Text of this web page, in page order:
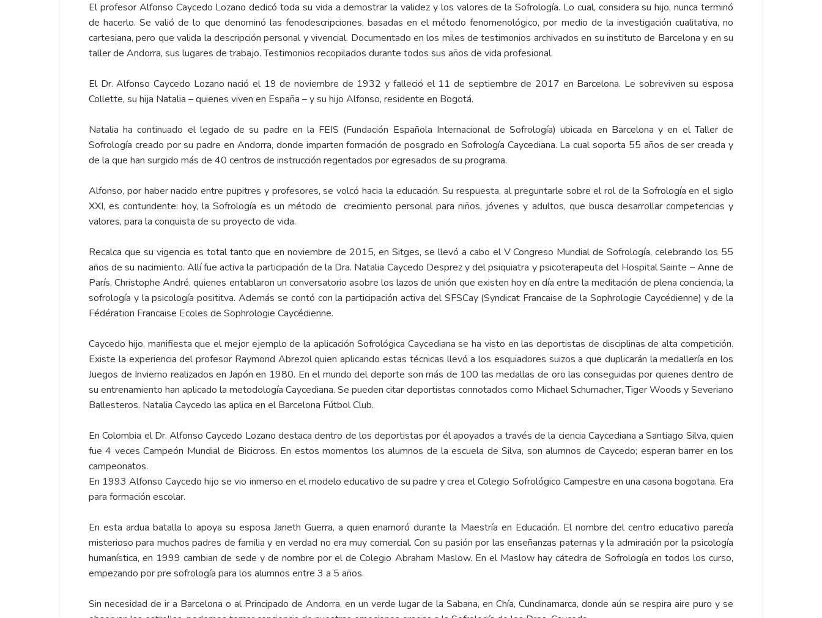
El profesor Alfonso Caycedo Lozano dedicó toda su vida a demostrar la validez y los valores de la Sofrología. Lo cual, considera su hijo, nunca terminó
de hacerlo. Se valió de lo que denominó las fenodescripciones, basadas en el método fenomenológico, por medio de la investigación cualitativa, no
cartesiana, pero que valida la descripción personal y vivencial. Documentado en los miles de testimonios archivados en su instituto de Barcelona y en su
taller de Andorra, sus lugares de trabajo. Testimonios recopilados durante todos sus años de vida profesional.
El Dr. Alfonso Caycedo Lozano nació el 19 de noviembre de 1932 y falleció el 11 de septiembre de 2017 en Barcelona. Le sobreviven su esposa
Collette, su hija Natalia – quienes viven en España – y su hijo Alfonso, residente en Bogotá.
Natalia ha continuado el legado de su padre en la FEIS (Fundación Española Internacional de Sofrología) ubicada en Barcelona y en el Taller de
Sofrología creado por su padre en Andorra, donde imparten formación de posgrado en Sofrología Caycediana. La cual soporta 55 años de ser creada y
de la que han surgido más de 40 centros de instrucción regentados por egresados de su programa.
Alfonso, por haber nacido entre pupitres y profesores, se volcó hacia la educación. Su respuesta, al preguntarle sobre el rol de la Sofrología en el siglo
XXI, es contundente: hoy, la Sofrología es un método de crecimiento personal para niños, jóvenes y adultos, que busca desarrollar competencias y
valores, para la conquista de su proyecto de vida.
Recalca que su vigencia es total tanto que en noviembre de 2015, en Sitges, se llevó a cabo el V Congreso Mundial de Sofrología, celebrando los 55
años de su nacimiento. Allí fue activa la participación de la Dra. Natalia Caycedo Desprez y del psiquiatra y psicoterapeuta del Hospital Sainte – Anne de
París, Christophe André, quienes entablaron un conversatorio asobre los lazos de unión que existen hoy en día entre la meditación de plena conciencia, la
sofrología y la psicología posititva. Además se contó con la participación activa del SFSCay (Syndicat Francaise de la Sophrologie Caycédienne) y de la
Fédération Francaise Ecoles de Sophrologie Caycédienne.
Caycedo hijo, manifiesta que el mejor ejemplo de la aplicación Sofrológica Caycediana se ha visto en las deportistas de disciplinas de alta competición.
Existe la experiencia del profesor Raymond Abrezol quien aplicando estas técnicas llevó a los esquiadores suizos a que duplicarán la medallería en los
Juegos de Invierno realizados en Japón en 1980. En el mundo del deporte son más de 100 las medallas de oro las conseguidas por quienes dentro de
su entrenamiento han aplicado la metodología Caycediana. Se pueden citar deportistas connotados como Michael Schumacher, Tiger Woods y Severiano
Ballesteros. Natalia Caycedo las aplica en el Barcelona Fútbol Club.
En Colombia el Dr. Alfonso Caycedo Lozano destaca dentro de los deportistas por él apoyados a través de la ciencia Caycediana a Santiago Silva, quien
fue 4 veces Campeón Mundial de Bicicross. En estos momentos los alumnos de la escuela de Silva, son alumnos de Caycedo; esperan barrer en los
campeonatos.
En 1993 Alfonso Caycedo hijo se vio inmerso en el modelo educativo de su padre y crea el Colegio Sofrológico Campestre en una casona bogotana. Era
para formación escolar.
En esta ardua batalla lo apoya su esposa Janeth Guerra, a quien enamoró durante la Maestría en Educación. El nombre del centro educativo parecía
misterioso para muchos padres de familia y en verdad no era muy comercial. Con su pasión por las enseñanzas paternas y la admiración por la psicología
humanística, en 1999 cambian de sede y de nombre por el de Colegio Abraham Maslow. En el Maslow hay cátedra de Sofrología en todos los curso,
empezando por pre sofrología para los alumnos entre 3 a 5 años.
Sin necesidad de ir a Barcelona o al Principado de Andorra, en un verde lugar de la Sabana, en Chía, Cundinamarca, donde aún se respira aire puro y se